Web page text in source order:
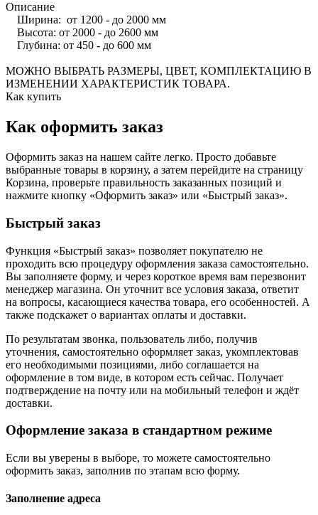
Описание
Ширина: от 1200 - до 2000 мм
Высота: от 2000 - до 2600 мм
Глубина: от 450 - до 600 мм
МОЖНО ВЫБРАТЬ РАЗМЕРЫ, ЦВЕТ, КОМПЛЕКТАЦИЮ В
ИЗМЕНЕНИИ ХАРАКТЕРИСТИК ТОВАРА.
Как купить
Как оформить заказ
Оформить заказ на нашем сайте легко. Просто добавьте
выбранные товары в корзину, а затем перейдите на страницу
Корзина, проверьте правильность заказанных позиций и
нажмите кнопку «Оформить заказ» или «Быстрый заказ».
Быстрый заказ
Функция «Быстрый заказ» позволяет покупателю не
проходить всю процедуру оформления заказа самостоятельно.
Вы заполняете форму, и через короткое время вам перезвонит
менеджер магазина. Он уточнит все условия заказа, ответит
на вопросы, касающиеся качества товара, его особенностей. А
также подскажет о вариантах оплаты и доставки.
По результатам звонка, пользователь либо, получив
уточнения, самостоятельно оформляет заказ, укомплектовав
его необходимыми позициями, либо соглашается на
оформление в том виде, в котором есть сейчас. Получает
подтверждение на почту или на мобильный телефон и ждёт
доставки.
Оформление заказа в стандартном режиме
Если вы уверены в выборе, то можете самостоятельно
оформить заказ, заполнив по этапам всю форму.
Заполнение адреса